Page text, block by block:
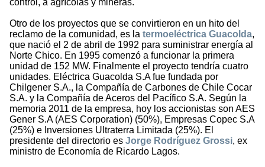
control, a agrícolas y mineras.
Otro de los proyectos que se convirtieron en un hito del
reclamo de la comunidad, es la termoeléctrica Guacolda,
que nació el 2 de abril de 1992 para suministrar energía al
Norte Chico. En 1995 comenzó a funcionar la primera
unidad de 152 MW. Finalmente el proyecto tendría cuatro
unidades. Eléctrica Guacolda S.A fue fundada por
Chilgener S.A., la Compañía de Carbones de Chile Cocar
S.A. y la Compañía de Aceros del Pacífico S.A. Según la
memoria 2011 de la empresa, hoy los accionistas son AES
Gener S.A (AES Corporation) (50%), Empresas Copec S.A
(25%) e Inversiones Ultraterra Limitada (25%). El
presidente del directorio es Jorge Rodríguez Grossi, ex
ministro de Economía de Ricardo Lagos.